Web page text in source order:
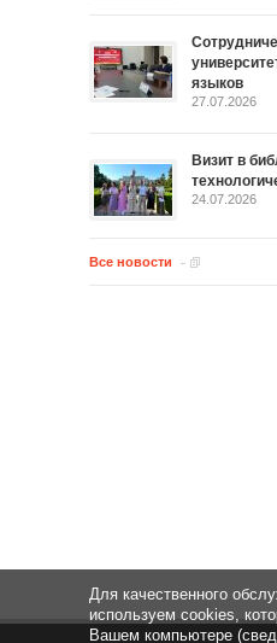
языков
27.07.2026
Визит в
24.07.2026
Все новости
Для качественного
используем cookies,
Вашем компьютере